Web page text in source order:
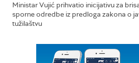
Ministar Vujić prihvatio inicijativu za
sporne odredbe iz predloga zakona o
tužilaštvu